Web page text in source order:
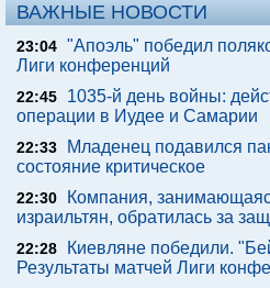
ВАЖНЫЕ НОВОСТИ
23:04 "Апоэль" победил
Лиги конференций
22:45
1035-й день войны:
операции в Иудее и Самарии
22:33
Младенец подавился
состояние критическое
22:30
Компания,
израильтян, обратилась за
22:28
Киевляне победили.
Результаты матчей Лиги